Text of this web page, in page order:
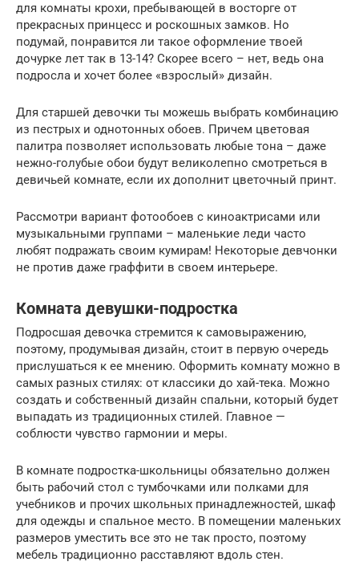
для комнаты крохи, пребывающей в восторге от
прекрасных принцесс и роскошных замков. Но
подумай, понравится ли такое оформление твоей
дочурке лет так в 13-14? Скорее всего – нет, ведь она
подросла и хочет более «взрослый» дизайн.
Для старшей девочки ты можешь выбрать комбинацию
из пестрых и однотонных обоев. Причем цветовая
палитра позволяет использовать любые тона – даже
нежно-голубые обои будут великолепно смотреться в
девичьей комнате, если их дополнит цветочный принт.
Рассмотри вариант фотообоев с киноактрисами или
музыкальными группами – маленькие леди часто
любят подражать своим кумирам! Некоторые девчонки
не против даже граффити в своем интерьере.
Комната девушки-подростка
Подросшая девочка стремится к самовыражению,
поэтому, продумывая дизайн, стоит в первую очередь
прислушаться к ее мнению. Оформить комнату можно в
самых разных стилях: от классики до хай-тека. Можно
создать и собственный дизайн спальни, который будет
выпадать из традиционных стилей. Главное —
соблюсти чувство гармонии и меры.
В комнате подростка-школьницы обязательно должен
быть рабочий стол с тумбочками или полками для
учебников и прочих школьных принадлежностей, шкаф
для одежды и спальное место. В помещении маленьких
размеров уместить все это не так просто, поэтому
мебель традиционно расставляют вдоль стен.